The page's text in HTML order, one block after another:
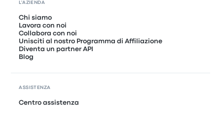
L'AZIENDA
Chi siamo
Lavora con noi
Collabora con noi
Unisciti al nostro Programma di Affiliazione
Diventa un partner API
Blog
ASSISTENZA
Centro assistenza